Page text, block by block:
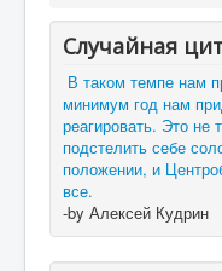
Случайная
В таком темпе нам
минимум год нам
реагировать. Это не
подстелить себе
положении, и
все.
-by Алексей Кудрин